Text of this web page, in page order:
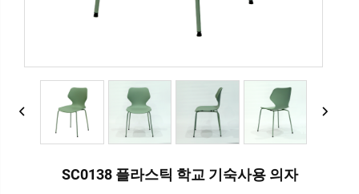
SC0138 플라스틱 학교 기숙사용 의자